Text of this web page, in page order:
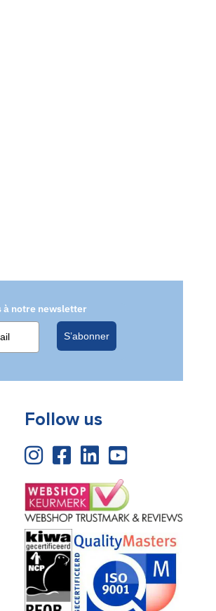
à notre newsletter
S’abonner
Follow us